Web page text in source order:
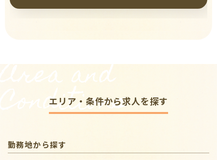
Area and
Conditions
エリア・条件から求人を探す
勤務地から探す